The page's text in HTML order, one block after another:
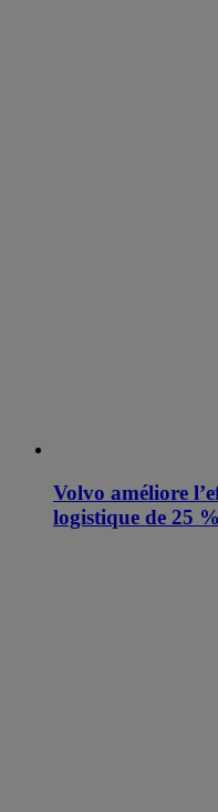
Volvo améliore
logistique de 25